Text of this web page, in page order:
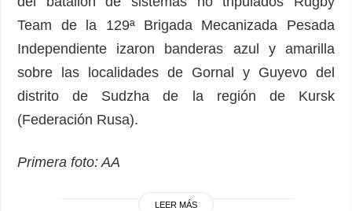
Team de la 129ª Brigada Mecanizada Pesada
Independiente izaron banderas azul y amarilla
sobre las localidades de Gornal y Guyevo del
distrito de Sudzha de la región de Kursk
(Federación Rusa).
Primera foto: AA
LEER MÁS